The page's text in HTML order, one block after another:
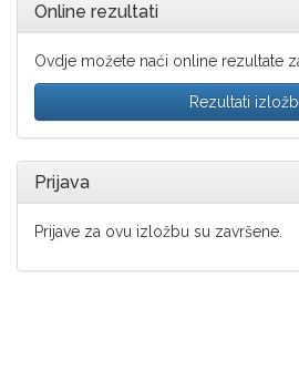
Online rezultati
Ovdje možete naći online rezultate
Rezultati
Prijava
Prijave za ovu izložbu su završene.